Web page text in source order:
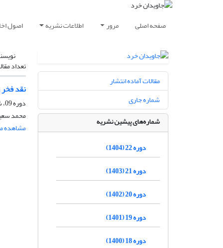
صفحه اصلی مرور اطلاعات نشریه اصول
تعداد
نقد
دوره 09، شماره 1، شهریور 1391، صفحه
محمد
مشاهده
مقالات آماده انتشار
شماره جاری
شماره‌های پیشین نشریه
دوره 22 (1404)
دوره 21 (1403)
دوره 20 (1402)
دوره 19 (1401)
دوره 18 (1400)